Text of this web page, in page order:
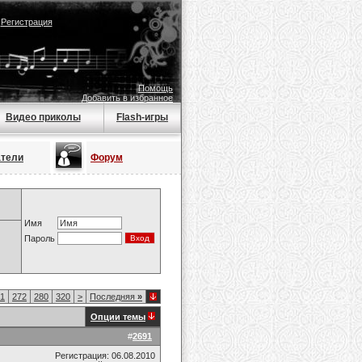
Регистрация
Помощь
Добавить в избранное
Видео приколы Flash-игры
Форум
Имя
Пароль
272 280 320 > Последняя »
Опции темы
#2691
Регистрация: 06.08.2010